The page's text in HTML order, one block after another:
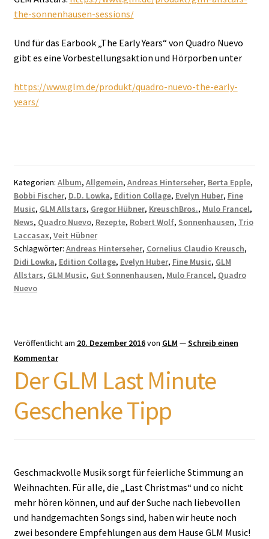
the-sonnenhausen-sessions/
Und für das Earbook „The Early Years“ von Quadro Nuevo
gibt es eine Vorbestellungsaktion und Hörporben unter
https://www.glm.de/produkt/quadro-nuevo-the-early-
years/
Kategorien: Album, Allgemein, Andreas Hinterseher, Berta Epple,
Bobbi Fischer, D.D. Lowka, Edition Collage, Evelyn Huber, Fine
Music, GLM Allstars, Gregor Hübner, KreuschBros., Mulo Francel,
News, Quadro Nuevo, Rezepte, Robert Wolf, Sonnenhausen, Trio
Laccasax, Veit Hübner
Schlagwörter: Andreas Hinterseher, Cornelius Claudio Kreusch,
Didi Lowka, Edition Collage, Evelyn Huber, Fine Music, GLM
Allstars, GLM Music, Gut Sonnenhausen, Mulo Francel, Quadro
Nuevo
Veröffentlicht am 20. Dezember 2016von GLM —Schreib einen
Kommentar
Der GLM Last Minute
Geschenke Tipp
Geschmackvolle Musik sorgt für feierliche Stimmung an
Weihnachten. Für alle, die „Last Christmas“ und co nicht
mehr hören können, und auf der Suche nach liebevollen
und handgemachten Songs sind, haben wir heute noch
zwei besondere Empfehlungen aus dem Hause GLM Music!